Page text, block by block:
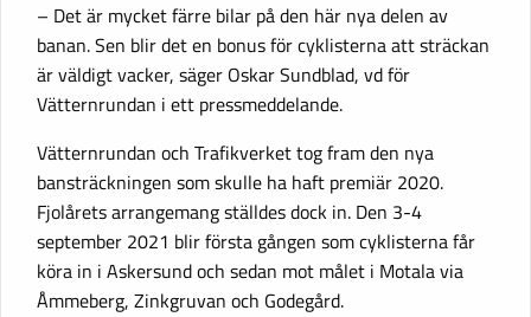
– Det är mycket färre bilar på den här nya delen av
banan. Sen blir det en bonus för cyklisterna att sträckan
är väldigt vacker, säger Oskar Sundblad, vd för
Vätternrundan i ett pressmeddelande.
Vätternrundan och Trafikverket tog fram den nya
bansträckningen som skulle ha haft premiär 2020.
Fjolårets arrangemang ställdes dock in. Den 3-4
september 2021 blir första gången som cyklisterna får
köra in i Askersund och sedan mot målet i Motala via
Åmmeberg, Zinkgruvan och Godegård.